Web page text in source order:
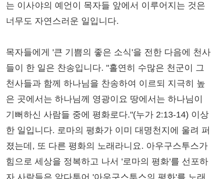
는 이사야의 예언이 목자들 앞에서 이루어지는 것은
너무도 자연스러운 일입니다.
목자들에게 '큰 기쁨의 좋은 소식'을 전한 다음에 천사
들이 한 일은 찬송입니다. "홀연히 수많은 천군이 그
천사들과 함께 하나님을 찬송하여 이르되 지극히 높
은 곳에서는 하나님께 영광이요 땅에서는 하나님이
기뻐하신 사람들 중에 평화로다."(누가 2:13-14) 이상
한 일입니다. 로마의 평화가 이미 대명천지에 울려 퍼
졌는데, 또 다른 평화의 노래라니요. 아우구스투스가
힘으로 세상을 정복하고 나서 '로마의 평화'를 선포하